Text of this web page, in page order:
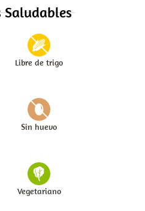
Saludables
Libre de trigo
Sin huevo
Vegetariano